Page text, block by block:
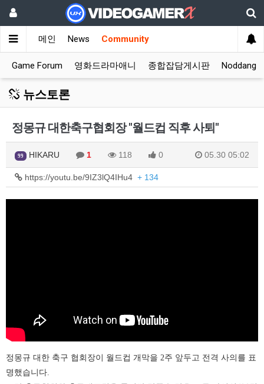
메인 News Community
Game Forum 영화드라마애니 종합잡담게시판 Noddang
뉴스토론
정몽규 대한축구협회장 "월드컵 직후 사퇴"
99 HIKARU 1 118 0 05.30 05:02
https://youtu.be/9IZ3lQ4IHu4 + 134
정몽규 대한 축구 협회장이 월드컵 개막을 2주 앞두고 전격 사의를 표
명했습니다.